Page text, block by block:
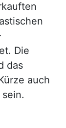
Die
das
auch